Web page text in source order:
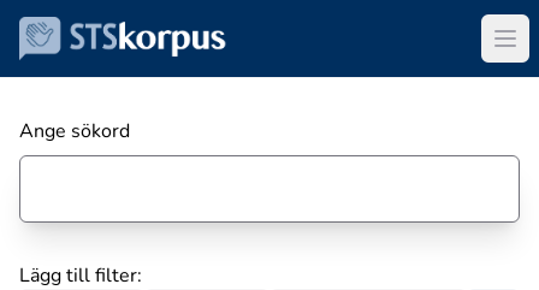
Ange sökord
Lägg till filter: